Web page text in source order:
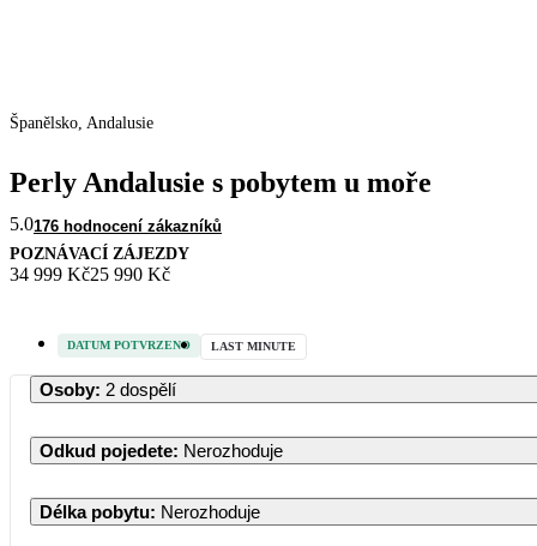
Španělsko, Andalusie
Perly Andalusie s pobytem u moře
5.0176 hodnocení zákazníků
POZNÁVACÍ ZÁJEZDY
34 999 Kč25 990 Kč
DATUM POTVRZENO LAST MINUTE
Osoby: 2 dospělí
Odkud pojedete: Nerozhoduje
Délka pobytu: Nerozhoduje